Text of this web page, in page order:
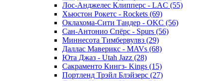
Лос-Анджелес Клипперс - LAC (55)
Хьюстон Рокетс - Rockets (69)
Оклахома-Сити Тандер - OKC (56)
Сан-Антонио Спёрс - Spurs (56)
Миннесота Тимбервулвз (29)
Даллас Маверикс - MAVs (68)
Юта Джаз - Utah Jazz (28)
Сакраменто Кингз- Kings (15)
Портленд Трэйл Блэйзерс (27)